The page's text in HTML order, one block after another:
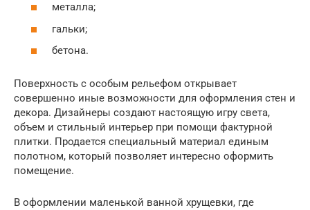
металла;
гальки;
бетона.
Поверхность с особым рельефом открывает
совершенно иные возможности для оформления стен и
декора. Дизайнеры создают настоящую игру света,
объем и стильный интерьер при помощи фактурной
плитки. Продается специальный материал единым
полотном, который позволяет интересно оформить
помещение.
В оформлении маленькой ванной хрущевки, где